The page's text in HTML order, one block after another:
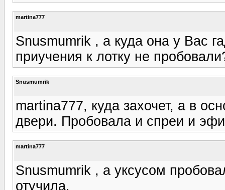
martina777
Snusmumrik , а куда она у Вас
приучения к лотку не
Snusmumrik
martina777, куда захочет, а в
двери. Пробовала и спреи и
martina777
Snusmumrik , а уксусом
отучила.